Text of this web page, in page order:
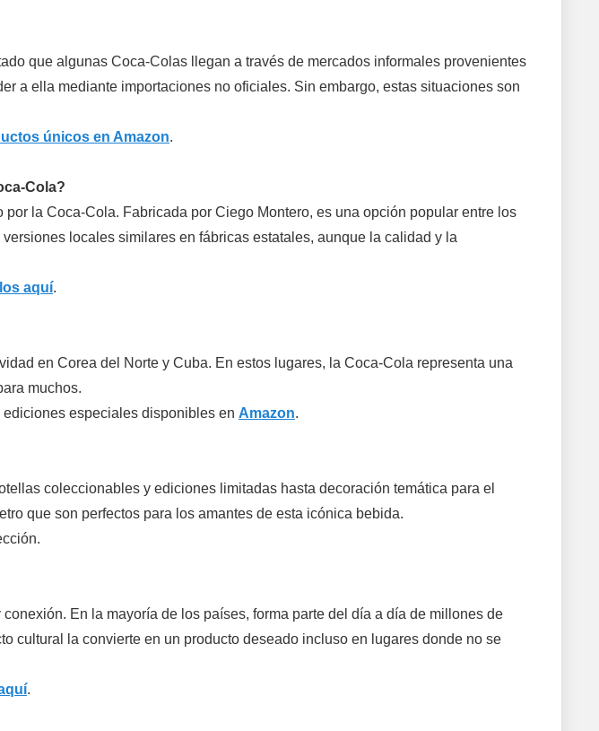
que algunas Coca-Colas llegan a través de mercados informales provenientes
a ella mediante importaciones no oficiales. Sin embargo, estas situaciones son
únicos en Amazon.
Cola?
la Coca-Cola. Fabricada por Ciego Montero, es una opción popular entre los
locales similares en fábricas estatales, aunque la calidad y la
aquí.
en Corea del Norte y Cuba. En estos lugares, la Coca-Cola representa una
muchos.
especiales disponibles en Amazon.
coleccionables y ediciones limitadas hasta decoración temática para el
que son perfectos para los amantes de esta icónica bebida.
En la mayoría de los países, forma parte del día a día de millones de
cultural la convierte en un producto deseado incluso en lugares donde no se
.